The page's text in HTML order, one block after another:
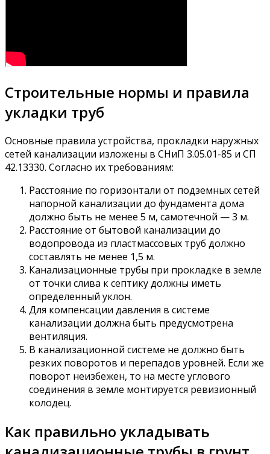
Строительные нормы и правила
укладки труб
Основные правила устройства, прокладки наружных
сетей канализации изложены в СНиП 3.05.01-85 и СП
42.13330. Согласно их требованиям:
Расстояние по горизонтали от подземных сетей
напорной канализации до фундамента дома
должно быть не менее 5 м, самотечной — 3 м.
Расстояние от бытовой канализации до
водопровода из пластмассовых труб должно
составлять не менее 1,5 м.
Канализационные трубы при прокладке в земле
от точки слива к септику должны иметь
определенный уклон.
Для компенсации давления в системе
канализации должна быть предусмотрена
вентиляция.
В канализационной системе не должно быть
резких поворотов и перепадов уровней. Если же
поворот неизбежен, то на месте углового
соединения в земле монтируется ревизионный
колодец.
Как правильно укладывать